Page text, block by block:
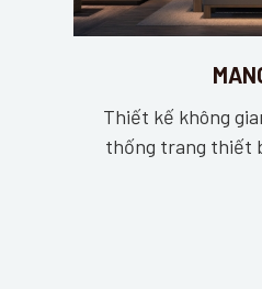
Thiết kế không
thống trang thiết